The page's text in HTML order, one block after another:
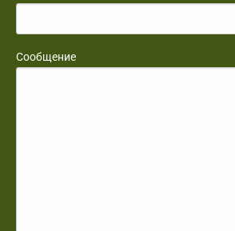
Сообщение